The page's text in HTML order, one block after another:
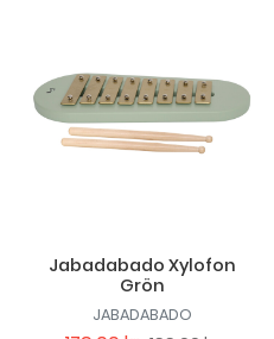
Jabadabado Xylofon
Grön
JABADABADO